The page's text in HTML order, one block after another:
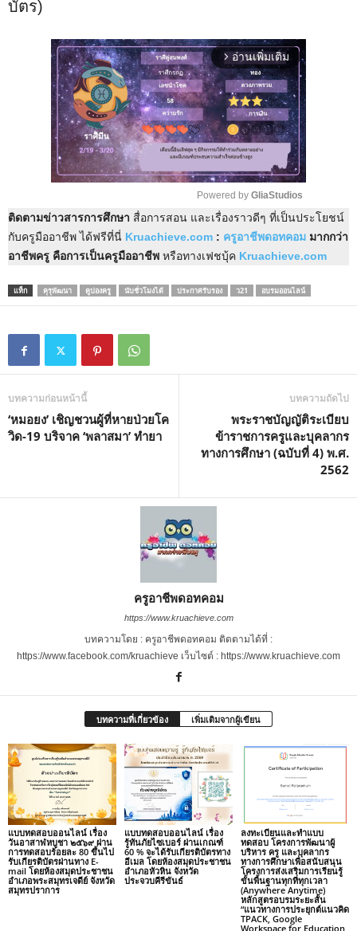
บัตร)
arrow_forward_ios อ่านเพิ่มเติม
u
t
Powered by GliaStudios
ติดตามข่าวสารการศึกษา สื่อการสอน และเรื่องราวดีๆ ที่เป็นประโยชน์
กับครูมืออาชีพ ได้ฟรีที่นี่ Kruachieve.com : ครูอาชีพดอทคอม มากกว่า
อาชีพครู คือการเป็นครูมืออาชีพ หรือทางเฟชบุ้ค Kruachieve.com
แท็ก คุรุพัฒนา คูปองครู นับชั่วโมงได้ ประกาศรับรอง ว21 อบรมออนไลน์
บทความก่อนหน้านี้
‘หมอยง’ เชิญชวนผู้ที่หายป่วยโค
วิด-19 บริจาค ‘พลาสมา’ ทำยา
บทความถัดไป
พระราชบัญญัติระเบียบ
ข้าราชการครูและบุคลากร
ทางการศึกษา (ฉบับที่ 4) พ.ศ.
2562
ครูอาชีพดอทคอม
https://www.kruachieve.com
บทความโดย : ครูอาชีพดอทคอม ติดตามได้ที่ :
https://www.facebook.com/kruachieve เว็บไซต์ : https://www.kruachieve.com
บทความที่เกี่ยวข้อง เพิ่มเติมจากผู้เขียน
แบบทดสอบออนไลน์ เรื่อง
วันอาสาฬหบูชา ๒๕๖๙ ผ่าน
การทดสอบร้อยละ 80 ขึ้นไป
รับเกียรติบัตรผ่านทาง E-
mail โดยห้องสมุดประชาชน
อำเภอพระสมุทรเจดีย์ จังหวัด
สมุทรปราการ
แบบทดสอบออนไลน์ เรื่อง
รู้ทันภัยไซเบอร์ ผ่านเกณฑ์
60 % จะได้รับเกียรติบัตรทาง
อีเมล โดยห้องสมุดประชาชน
อำเภอหัวหิน จังหวัด
ประจวบคีรีขันธ์
ลงทะเบียนและทำแบบ
ทดสอบ โครงการพัฒนาผู้
บริหาร ครู และบุคลากร
ทางการศึกษาเพื่อสนับสนุน
โครงการส่งเสริมการเรียนรู้
ขั้นพื้นฐานทุกที่ทุกเวลา
(Anywhere Anytime)
หลักสูตรอบรมระยะสั้น
“แนวทางการประยุกต์แนวคิด
TPACK, Google
Workspace for Education